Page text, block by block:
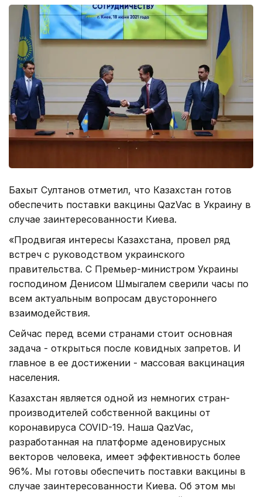
Бахыт Султанов отметил, что Казахстан готов
обеспечить поставки вакцины QazVac в Украину в
случае заинтересованности Киева.
«Продвигая интересы Казахстана, провел ряд
встреч с руководством украинского
правительства. С Премьер-министром Украины
господином Денисом Шмыгалем сверили часы по
всем актуальным вопросам двустороннего
взаимодействия.
Сейчас перед всеми странами стоит основная
задача - открыться после ковидных запретов. И
главное в ее достижении - массовая вакцинация
населения.
Казахстан является одной из немногих стран-
производителей собственной вакцины от
коронавируса COVID-19. Наша QazVac,
разработанная на платформе аденовирусных
векторов человека, имеет эффективность более
96%. Мы готовы обеспечить поставки вакцины в
случае заинтересованности Киева. Об этом мы